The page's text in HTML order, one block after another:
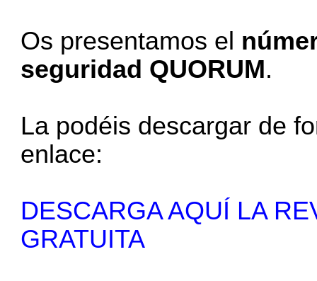
Os presentamos el
seguridad QUORUM.
La podéis descargar de
enlace:
DESCARGA AQUÍ LA
GRATUITA